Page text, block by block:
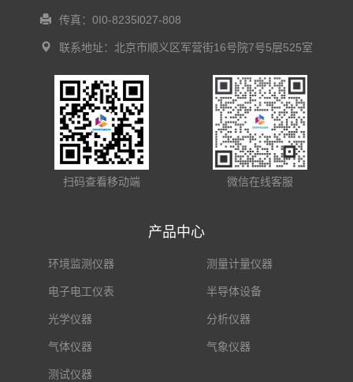
传真：0I0-8235l027-808
联系地址：北京市顺义区军营街16号院7号5层525室
扫码查看移动端 微信在线客服
产品中心
环境监测仪器 测量计量仪器
电子电工仪表 半导体设备
光学仪器 分析仪器
气体仪器 气象仪器
测试仪器